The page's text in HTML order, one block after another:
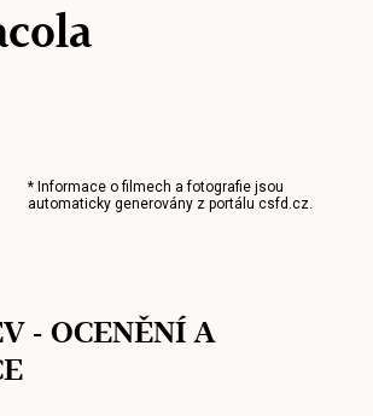
* Informace o filmech a fotografie jsou
automaticky generovány z portálucsfd.cz.
- OCENĚNÍ A